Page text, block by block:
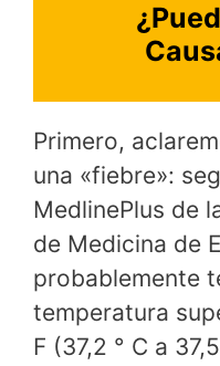
Primero,
una «fiebre»:
MedlinePlus de
de Medicina de
probablemente
temperatura
F (37,2 ° C a